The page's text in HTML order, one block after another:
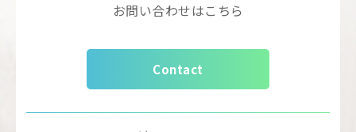
お問い合わせはこちら
Contact